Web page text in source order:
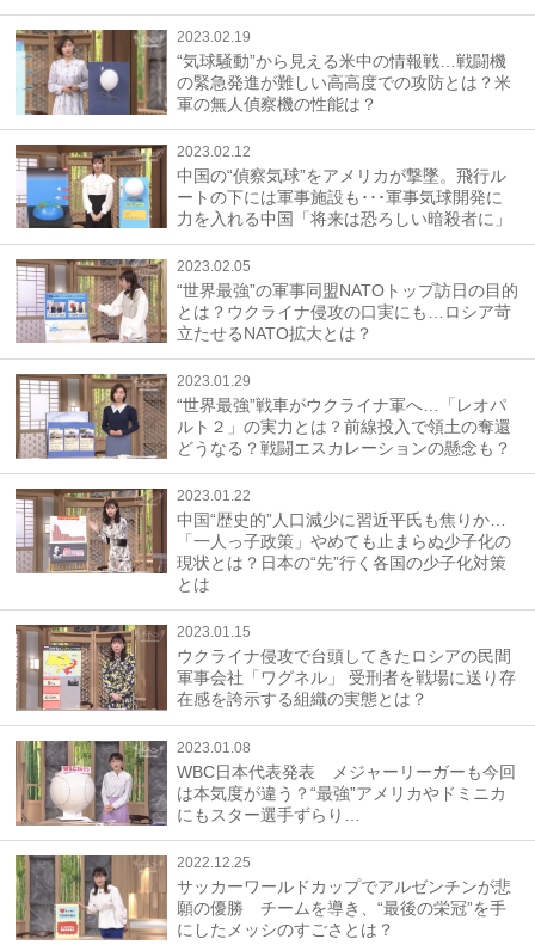
2023.02.19
“気球騒動”から見える米中の情報戦…戦闘機
の緊急発進が難しい高高度での攻防とは？米
軍の無人偵察機の性能は？
2023.02.12
中国の“偵察気球”をアメリカが撃墜。飛行ル
ートの下には軍事施設も･･･軍事気球開発に
力を入れる中国「将来は恐ろしい暗殺者に」
2023.02.05
“世界最強”の軍事同盟NATOトップ訪日の目的
とは？ウクライナ侵攻の口実にも…ロシア苛
立たせるNATO拡大とは？
2023.01.29
“世界最強”戦車がウクライナ軍へ…「レオパ
ルト２」の実力とは？前線投入で領土の奪還
どうなる？戦闘エスカレーションの懸念も？
2023.01.22
中国“歴史的”人口減少に習近平氏も焦りか…
「一人っ子政策」やめても止まらぬ少子化の
現状とは？日本の“先”行く各国の少子化対策
とは
2023.01.15
ウクライナ侵攻で台頭してきたロシアの民間
軍事会社「ワグネル」 受刑者を戦場に送り存
在感を誇示する組織の実態とは？
2023.01.08
WBC日本代表発表 メジャーリーガーも今回
は本気度が違う？“最強”アメリカやドミニカ
にもスター選手ずらり…
2022.12.25
サッカーワールドカップでアルゼンチンが悲
願の優勝 チームを導き、“最後の栄冠”を手
にしたメッシのすごさとは？